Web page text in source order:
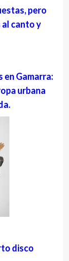
pero
canto y
en Gamarra:
urbana
disco